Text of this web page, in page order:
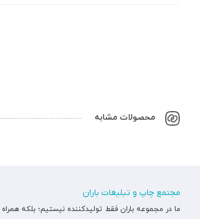
محصولات مشابه
مجتمع چاپ و تبلیغات باران
ما در مجموعه باران فقط تولیدکننده نیستیم؛ بلکه